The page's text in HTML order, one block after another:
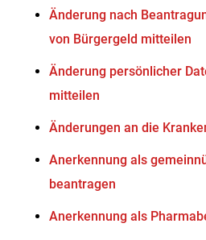
Änderung nach
von Bürgergeld mitteilen
Änderung persönlicher
mitteilen
Änderungen an die
Anerkennung als
beantragen
Anerkennung als